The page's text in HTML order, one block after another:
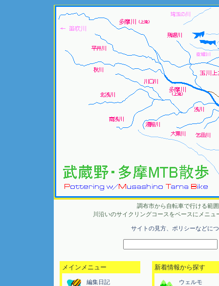
調布市から自転車で行ける範
川沿いのサイクリングコースをベースにメニ
サイトの見方、ポリシーなどに
メインメニュー
編集日記
新着情報から探す
ウェルモ